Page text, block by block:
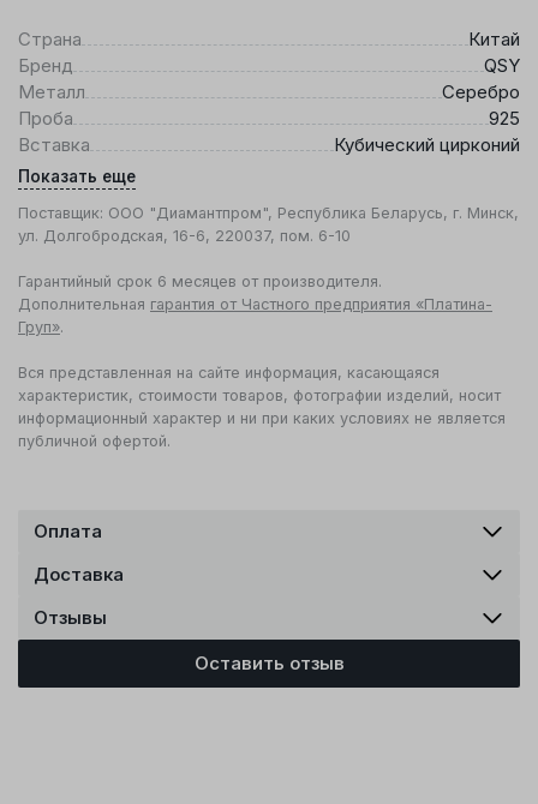
Страна
Китай
Бренд
QSY
Металл
Серебро
Проба
925
Вставка
Кубический цирконий
Показать еще
Поставщик: ООО "Диамантпром", Республика Беларусь, г. Минск,
ул. Долгобродская, 16-6, 220037, пом. 6-10
Гарантийный срок 6 месяцев от производителя.
Дополнительная гарантия от Частного предприятия «Платина-
Груп».
Вся представленная на сайте информация, касающаяся
характеристик, стоимости товаров, фотографии изделий, носит
информационный характер и ни при каких условиях не является
публичной офертой.
Оплата
Доставка
Отзывы
Оставить отзыв